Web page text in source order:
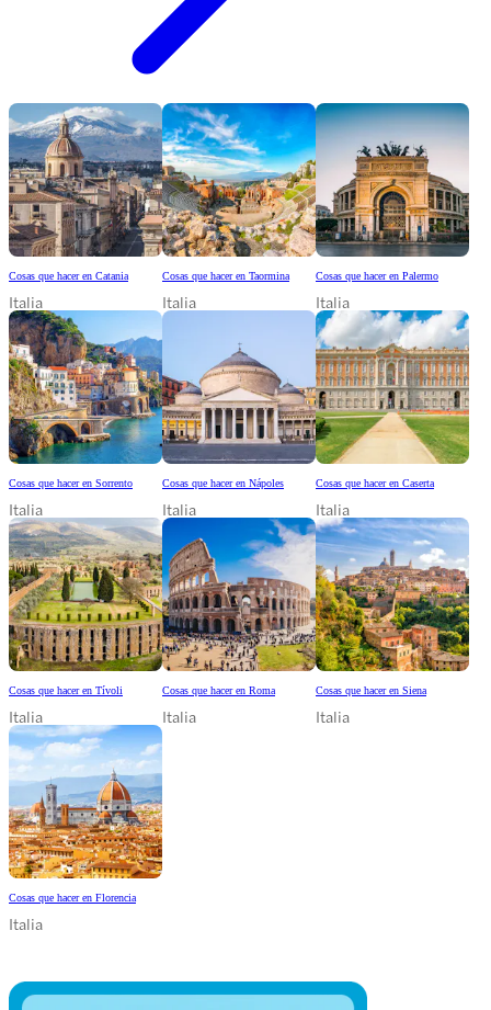
Cosas que hacer en Catania
Italia
Cosas que hacer en Taormina
Italia
Cosas que hacer en Palermo
Italia
Cosas que hacer en Sorrento
Italia
Cosas que hacer en Nápoles
Italia
Cosas que hacer en Caserta
Italia
Cosas que hacer en Tívoli
Italia
Cosas que hacer en Roma
Italia
Cosas que hacer en Siena
Italia
Cosas que hacer en Florencia
Italia